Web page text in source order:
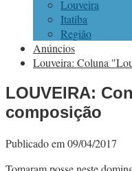
Louveira
Itatiba
Região
Anúncios
Louveira: Coluna
LOUVEIRA:
composição
Publicado em 09/04/2017